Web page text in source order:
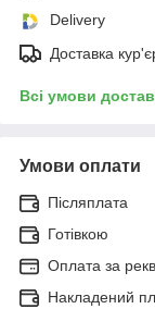
Delivery
Доставка
Всі умови
Умови оплати
Післяплата
Готівкою
Оплата за
Накладений